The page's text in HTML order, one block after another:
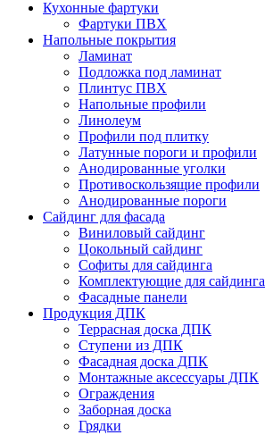
Кухонные фартуки
Фартуки ПВХ
Напольные покрытия
Ламинат
Подложка под ламинат
Плинтус ПВХ
Напольные профили
Линолеум
Профили под плитку
Латунные пороги и профили
Анодированные уголки
Противоскользящие профили
Анодированные пороги
Сайдинг для фасада
Виниловый сайдинг
Цокольный сайдинг
Софиты для сайдинга
Комплектующие для сайдинга
Фасадные панели
Продукция ДПК
Террасная доска ДПК
Ступени из ДПК
Фасадная доска ДПК
Монтажные аксессуары ДПК
Ограждения
Заборная доска
Грядки